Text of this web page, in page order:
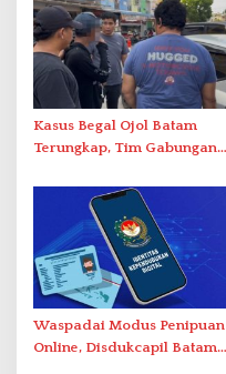
Kasus Begal Ojol Batam
Terungkap, Tim Gabungan
Simpang Dam
Waspadai Modus Penipuan
Online, Disdukcapil Batam